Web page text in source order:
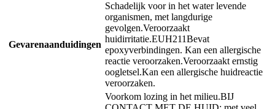
Gevarenaanduidingen
Schadelijk voor in het water levende
organismen, met langdurige
gevolgen.Veroorzaakt
huidirritatie.EUH211Bevat
epoxyverbindingen. Kan een allergische
reactie veroorzaken.Veroorzaakt ernstig
oogletsel.Kan een allergische huidreactie
veroorzaken.
Voorkom lozing in het milieu.BIJ